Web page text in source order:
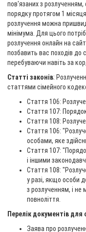
пов'язаних з
порядку протягом 1
розлучення можна
мінімума. Для цього
розлучення онлайн на
позбавить вас походів до
перебуваючи навіть за
Статті законів:
статтями сімейного
Стаття 106:
Стаття 107:
Стаття 108:
Стаття 106:
особами, яке
Стаття 107:
і іншими
Стаття 108:
у разі, якщо особи
з розлученням, і не
повноліття.
Перелік документів
Заява про